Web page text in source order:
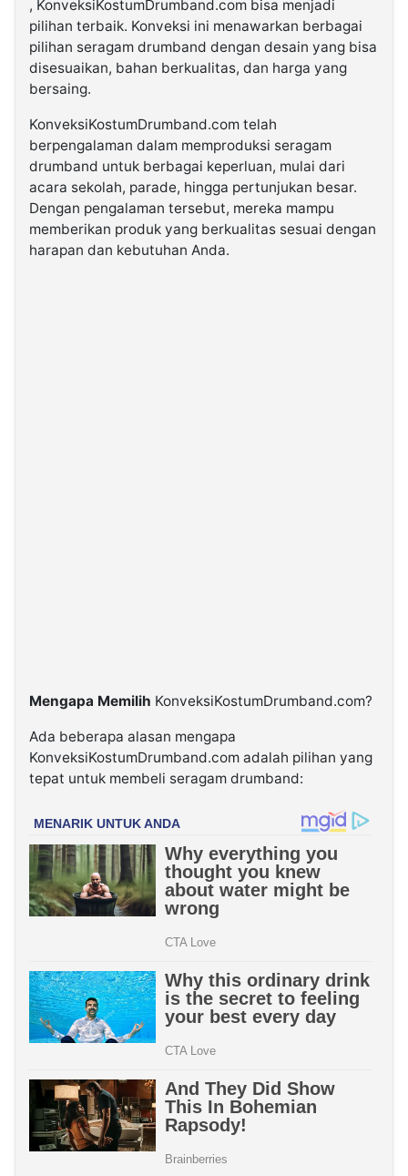
, KonveksiKostumDrumband.com bisa menjadi
pilihan terbaik. Konveksi ini menawarkan berbagai
pilihan seragam drumband dengan desain yang bisa
disesuaikan, bahan berkualitas, dan harga yang
bersaing.
KonveksiKostumDrumband.com telah
berpengalaman dalam memproduksi seragam
drumband untuk berbagai keperluan, mulai dari
acara sekolah, parade, hingga pertunjukan besar.
Dengan pengalaman tersebut, mereka mampu
memberikan produk yang berkualitas sesuai dengan
harapan dan kebutuhan Anda.
Mengapa Memilih KonveksiKostumDrumband.com?
Ada beberapa alasan mengapa
KonveksiKostumDrumband.com adalah pilihan yang
tepat untuk membeli seragam drumband: